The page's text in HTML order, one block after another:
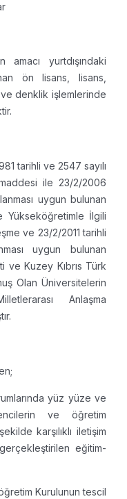
yurtdışındaki
ön lisans, lisans,
ve denklik işlemlerinde
tarihli ve 2547 sayılı
ile 23/2/2006
uygun bulunan
Yükseköğretimle İlgili
ve 23/2/2011 tarihli
uygun bulunan
ve Kuzey Kıbrıs Türk
Olan Üniversitelerin
Anlaşma
yüz yüze ve
ve öğretim
karşılıklı iletişim
eğitim-
Kurulunun tescil